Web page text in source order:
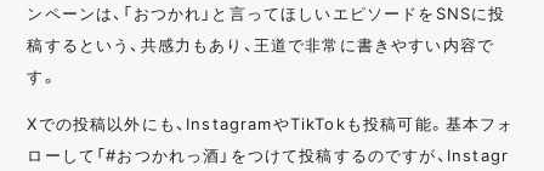
ンペーンは、「おつかれ」と言ってほしいエピソードをSNSに投
稿するという、共感力もあり、王道で非常に書きやすい内容で
す。
Xでの投稿以外にも、InstagramやTikTokも投稿可能。基本フォ
ローして「#おつかれっ酒」をつけて投稿するのですが、Instagr